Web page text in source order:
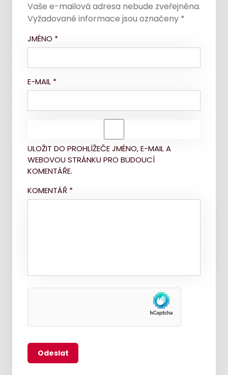
Vaše e-mailová adresa nebude zveřejněna.
Vyžadované informace jsou označeny *
JMÉNO *
E-MAIL *
ULOŽIT DO PROHLÍŽEČE JMÉNO, E-MAIL A
WEBOVOU STRÁNKU PRO BUDOUCÍ
KOMENTÁŘE.
KOMENTÁŘ *